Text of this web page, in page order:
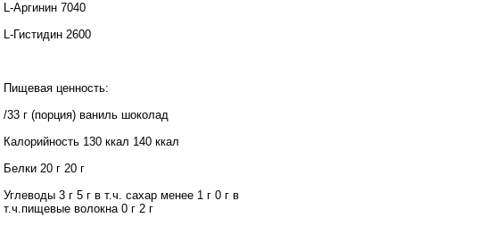
L-Аргинин 7040
L-Гистидин 2600
Пищевая ценность:
/33 г (порция) ваниль шоколад
Калорийность 130 ккал 140 ккал
Белки 20 г 20 г
Углеводы 3 г 5 г в т.ч. сахар менее 1 г 0 г в
т.ч.пищевые волокна 0 г 2 г